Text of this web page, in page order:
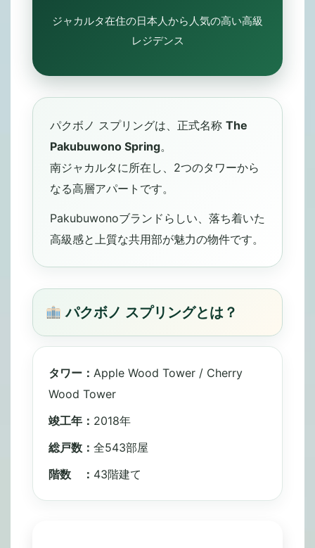
ジャカルタ在住の日本人から人気の高い高級
レジデンス
パクボノ スプリングは、正式名称 The
Pakubuwono Spring。
南ジャカルタに所在し、2つのタワーから
なる高層アパートです。
Pakubuwonoブランドらしい、落ち着いた
高級感と上質な共用部が魅力の物件です。
パクボノ スプリングとは？
タワー： Apple Wood Tower / Cherry
Wood Tower
竣工年： 2018年
総戸数： 全543部屋
階数 ： 43階建て